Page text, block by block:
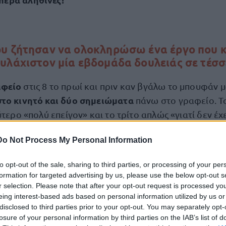
Not Process My Personal Information
opt-out of the sale, sharing to third parties, or processing of your
for targeted advertising by us, please use the below opt-out
selection. Please note that after your opt-out request is processed
interest-based ads based on personal information utilized by us
to third parties prior to your opt-out. You may separately
of your personal information by third parties on the IAB’s list of
ζήτησαν να ολοκληρώσω ένα έργο που
μία εβδομάδα δουλειάς σε
στις 8 το πρωί και πριν καν βγάλω το μπουφάν
κινητό και δύο σημειώματα πάνω στο γραφείο.
«πολύ επείγον» και το τρίτο απλώς «γιατί δεν
και γέλασα μόνος μου. Ημέρα δεν είχε καν
είχα προσληφθεί για μία συγκεκριμένη θέση.
επικοινωνίας, ψυχολόγος, τεχνικός
που θα έφταιγε για όλα. Αν κάτι πήγαινε